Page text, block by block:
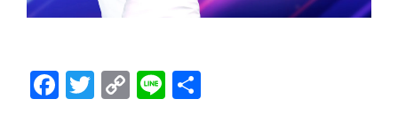
F T C Li